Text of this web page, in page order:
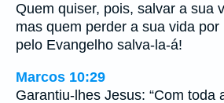
Quem quiser, pois, salvar a sua
mas quem perder a sua vida
pelo Evangelho salva-la-á!
Marcos 10:29
Garantiu-lhes Jesus: “Com toda